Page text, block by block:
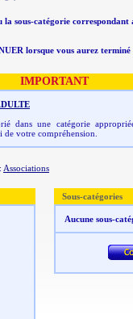
la sous-catégorie correspondant
lorsque vous aurez terminé
IMPORTANT
dans une catégorie
de votre compréhension.
: Associations
Sous-catégories
Aucune sous-